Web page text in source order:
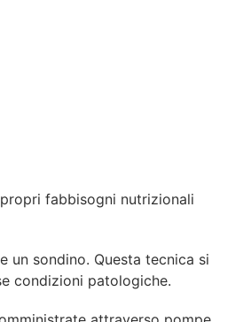
fabbisogni nutrizionali
un sondino. Questa tecnica si
condizioni patologiche.